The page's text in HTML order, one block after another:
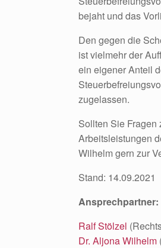
bejaht und das
Den gegen die
ist vielmehr der
ein eigener Anteil
zugelassen.
Sollten Sie
Arbeitsleistungen
Wilhelm gern zur
Stand: 14.09.2021
Ansprechpartner:
Ralf Stölzel
Dr. Aljona Wilhelm